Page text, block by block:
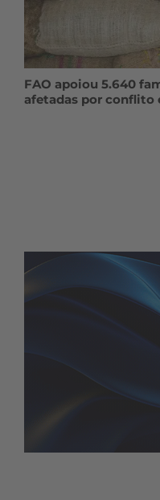
FAO apoiou 5.640
afetadas por conflito